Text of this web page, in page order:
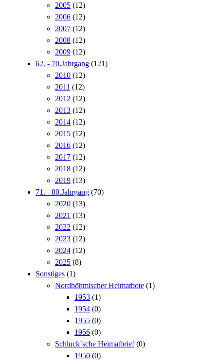
2005 (12)
2006 (12)
2007 (12)
2008 (12)
2009 (12)
62. - 70.Jahrgang (121)
2010 (12)
2011 (12)
2012 (12)
2013 (12)
2014 (12)
2015 (12)
2016 (12)
2017 (12)
2018 (12)
2019 (13)
71. - 80.Jahrgang (70)
2020 (13)
2021 (13)
2022 (12)
2023 (12)
2024 (12)
2025 (8)
Sonstiges (1)
Nordböhmischer Heimatbote (1)
1953 (1)
1954 (0)
1955 (0)
1956 (0)
Schluck`sche Heimatbrief (0)
1950 (0)